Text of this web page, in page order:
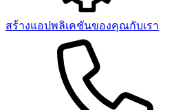
สร้างแอปพลิเคชันของคุณกับเรา